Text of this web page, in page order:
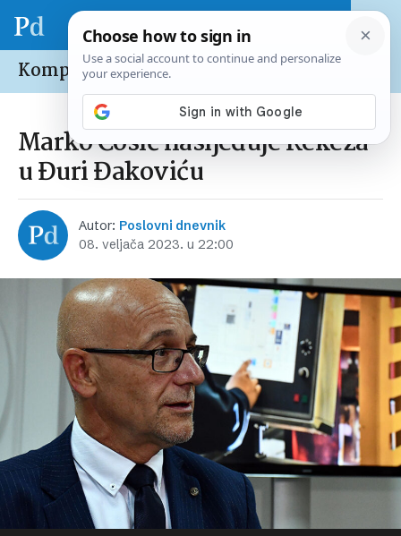
Kompanije /Domaće
Marko Ćosić nasljeđuje Kekeza
u Đuri Đakoviću
Autor: Poslovni dnevnik
08. veljača 2023. u 22:00